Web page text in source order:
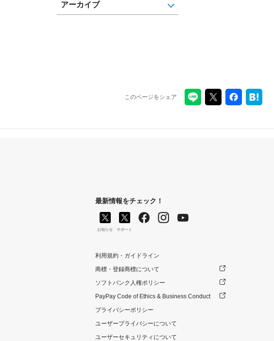
アーカイブ
このページをシェア
最新情報をチェック！
お知らせ サポート
利用規約・ガイドライン
商標・登録商標について
ソフトバンク人権ポリシー
PayPay Code of Ethics & Business Conduct
プライバシーポリシー
ユーザープライバシーについて
ユーザーセキュリティについて